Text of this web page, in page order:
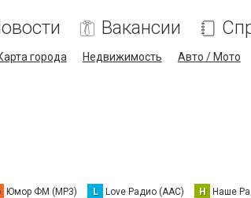
Вакансии
города Недвижимость Авто / Мото
Юмор ФМ (MP3) L Love Радио (AAC) Н Наше